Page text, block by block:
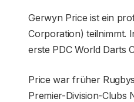
Gerwyn Price ist ein
Corporation) teilnimmt.
erste PDC World Darts
Price war früher
Premier-Division-Clubs